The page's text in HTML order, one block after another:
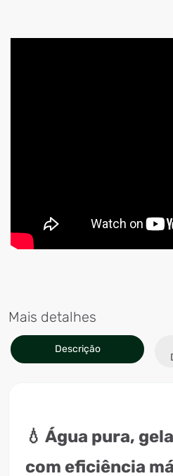
Mais detalhes
Descrição
💧 Água pura,
com eficiência